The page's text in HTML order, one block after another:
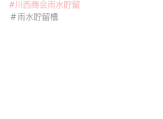
#川西商会雨水貯留
＃雨水貯留槽